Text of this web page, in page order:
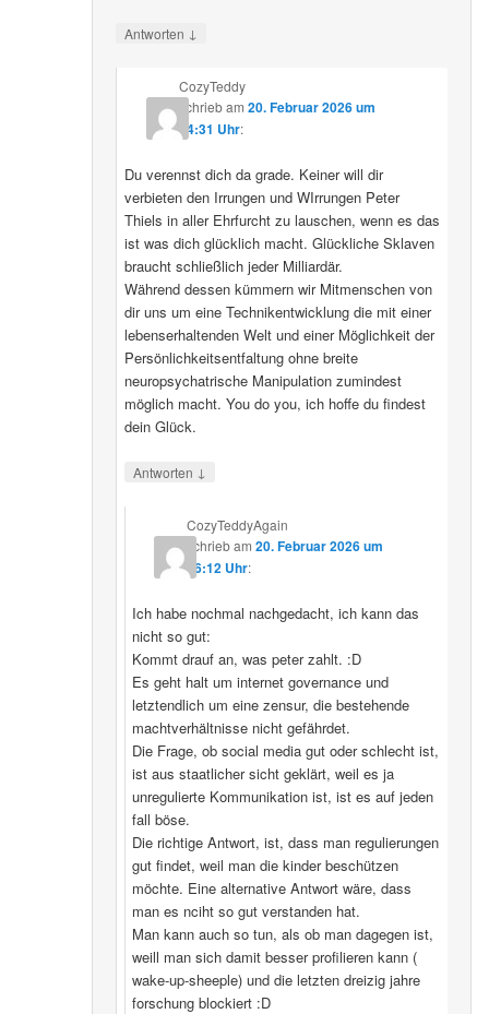
Antworten ↓
CozyTeddy
schriebam 20. Februar 2026 um
14:31 Uhr:
Du verennst dich da grade. Keiner will dir
verbieten den Irrungen und WIrrungen Peter
Thiels in aller Ehrfurcht zu lauschen, wenn es das
ist was dich glücklich macht. Glückliche Sklaven
braucht schließlich jeder Milliardär.
Während dessen kümmern wir Mitmenschen von
dir uns um eine Technikentwicklung die mit einer
lebenserhaltenden Welt und einer Möglichkeit der
Persönlichkeitsentfaltung ohne breite
neuropsychatrische Manipulation zumindest
möglich macht. You do you, ich hoffe du findest
dein Glück.
Antworten ↓
CozyTeddyAgain
schriebam20. Februar 2026 um
16:12 Uhr:
Ich habe nochmal nachgedacht, ich kann das
nicht so gut:
Kommt drauf an, was peter zahlt. :D
Es geht halt um internet governance und
letztendlich um eine zensur, die bestehende
machtverhältnisse nicht gefährdet.
Die Frage, ob social media gut oder schlecht ist,
ist aus staatlicher sicht geklärt, weil es ja
unregulierte Kommunikation ist, ist es auf jeden
fall böse.
Die richtige Antwort, ist, dass man regulierungen
gut findet, weil man die kinder beschützen
möchte. Eine alternative Antwort wäre, dass
man es nciht so gut verstanden hat.
Man kann auch so tun, als ob man dagegen ist,
weill man sich damit besser profilieren kann (
wake-up-sheeple) und die letzten dreizig jahre
forschung blockiert :D